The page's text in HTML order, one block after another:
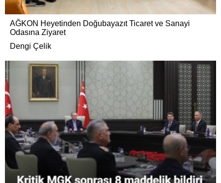
AĞKON Heyetinden Doğubayazıt Ticaret ve Sanayi
Odasına Ziyaret
Dengi Çelik